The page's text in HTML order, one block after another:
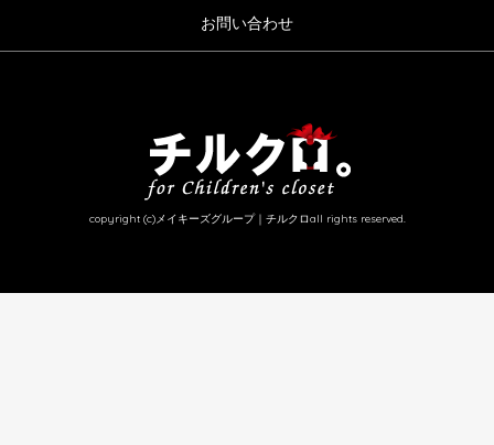
お問い合わせ
copyright (c)メイキーズグループ｜チルクロall rights reserved.